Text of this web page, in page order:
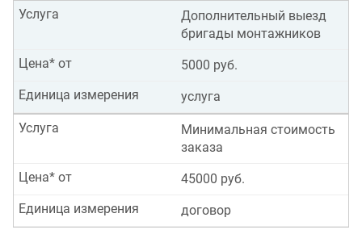
Дополнительный выезд
бригады монтажников
Услуга
5000 руб.
Цена* от
услуга
Единица измерения
Минимальная стоимость
заказа
Услуга
45000 руб.
Цена* от
договор
Единица измерения